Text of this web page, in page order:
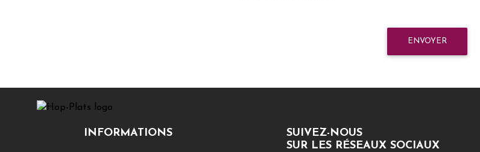
ENVOYER
INFORMATIONS
SUIVEZ-NOUS
SUR LES RÉSEAUX SOCIAUX